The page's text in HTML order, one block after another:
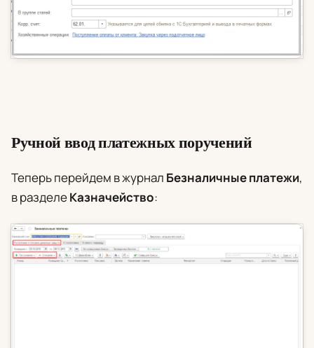
Ручной ввод платежных поручений
Теперь перейдем в журнал Безналичные платежи,
в разделеКазначейство: